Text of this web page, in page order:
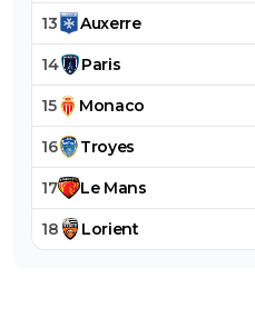
13 Auxerre
14 Paris
15 Monaco
16 Troyes
17 Le Mans
18 Lorient